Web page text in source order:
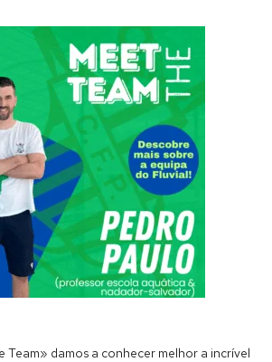
Team» damos a conhecer melhor a incrível